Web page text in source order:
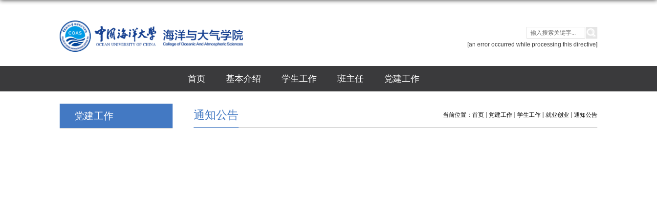
[an error occurred while processing this directive]
首页 基本介绍 学生工作 班主任 党建工作
党建工作 当前位置： 首页 党建工作 学生工作 就业创业 通知公告
通知公告